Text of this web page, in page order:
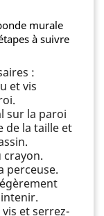
murale
à suivre
:
et vis
sur la paroi
de la taille et
crayon.
perceuse.
et serrez-